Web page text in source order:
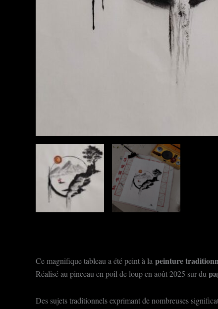
Ce magnifique tableau a été peint à la peinture
Réalisé au pinceau en poil de loup en août 2025 sur du
Des sujets traditionnels exprimant de nombreuses